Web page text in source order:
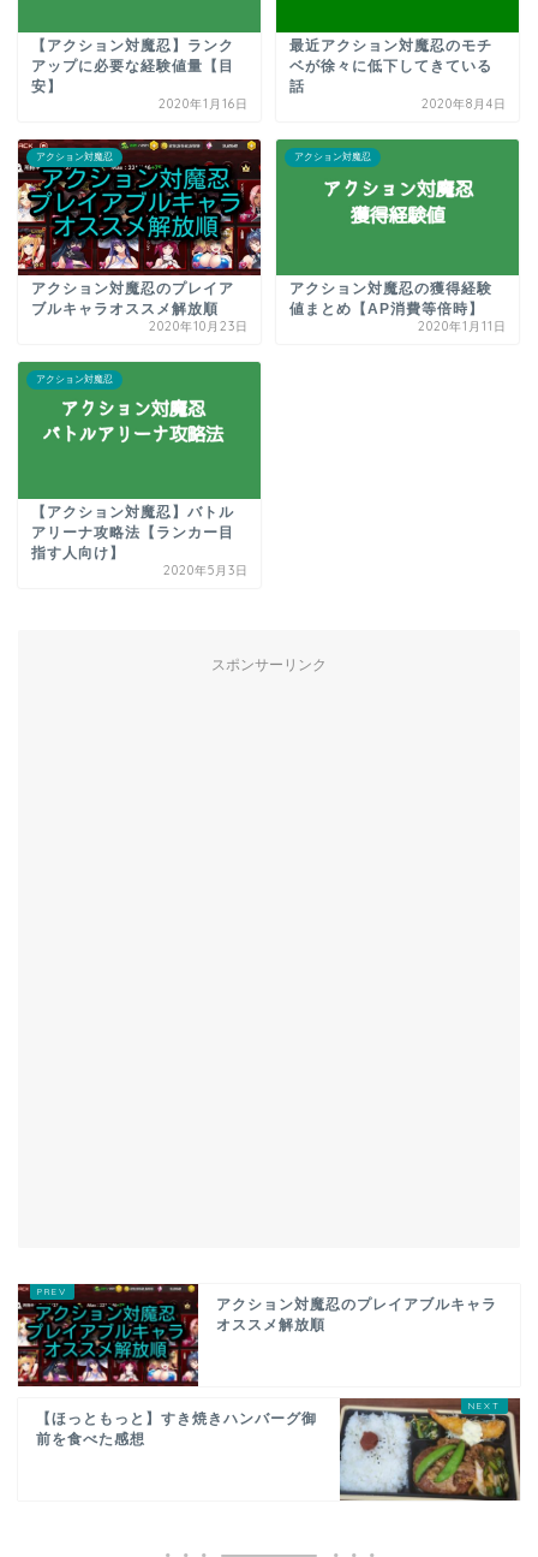
【アクション対魔忍】ランク
アップに必要な経験値量【目
安】
2020年1月16日
最近アクション対魔忍のモチ
ベが徐々に低下してきている
話
2020年8月4日
アクション対魔忍
アクション対魔忍のプレイア
ブルキャラオススメ解放順
2020年10月23日
アクション対魔忍
アクション対魔忍の獲得経験
値まとめ【AP消費等倍時】
2020年1月11日
アクション対魔忍
【アクション対魔忍】バトル
アリーナ攻略法【ランカー目
指す人向け】
2020年5月3日
スポンサーリンク
アクション対魔忍のプレイアブルキャラ
オススメ解放順
【ほっともっと】すき焼きハンバーグ御
前を食べた感想